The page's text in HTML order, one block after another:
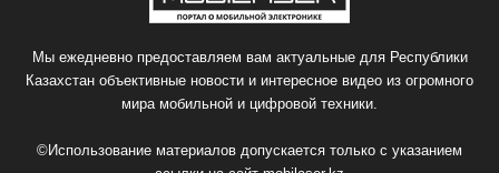
Мы ежедневно предоставляем вам актуальные для Республики
Казахстан объективные новости и интересное видео из огромного
мира мобильной и цифровой техники.
©Использование материалов допускается только с указанием